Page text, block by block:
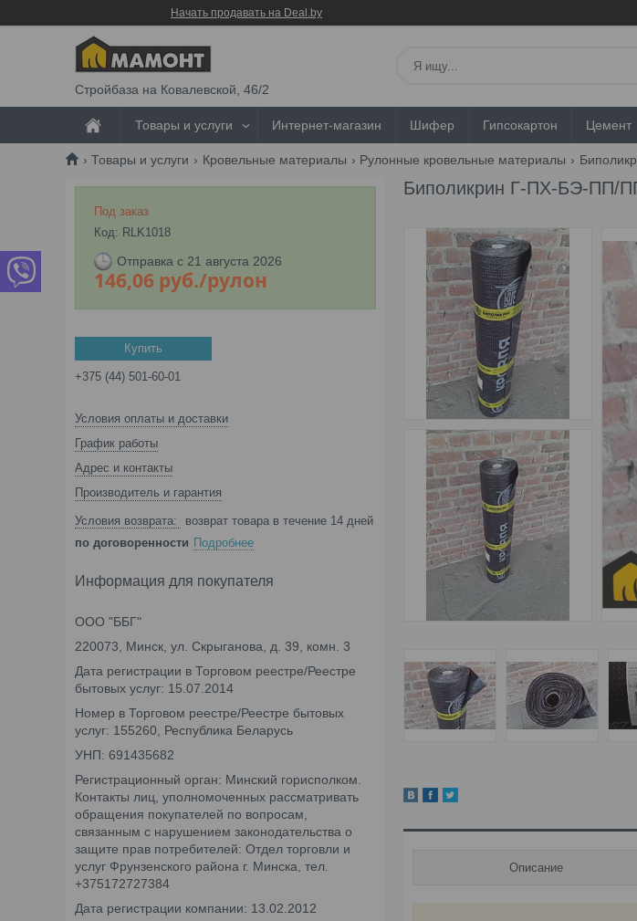
Начать продавать на Deal.by
Стройбаза на Ковалевской, 46/2
Товары и услуги Интернет-магазин Шифер Гипсокартон Цемент
Товары и услуги Кровельные материалы Рулонные кровельные материалы
Биполикрин Г-ПХ-БЭ-ПП/
Описание
Под заказ
Код: RLK1018
Отправка с 21 августа 2026
146,06 руб./рулон
Купить
+375 (44) 501-60-01
Условия оплаты и доставки
График работы
Адрес и контакты
Производитель и гарантия
возврат товара в течение 14 дней
по договоренности Подробнее
Информация для покупателя
ООО "ББГ"
220073, Минск, ул. Скрыганова, д. 39, комн. 3
Дата регистрации в Торговом реестре/Реестре
бытовых услуг: 15.07.2014
Номер в Торговом реестре/Реестре бытовых
услуг: 155260, Республика Беларусь
УНП: 691435682
Регистрационный орган: Минский горисполком.
Контакты лиц, уполномоченных рассматривать
обращения покупателей по вопросам,
связанным с нарушением законодательства о
защите прав потребителей: Отдел торговли и
услуг Фрунзенского района г. Минска, тел.
+375172727384
Дата регистрации компании: 13.02.2012